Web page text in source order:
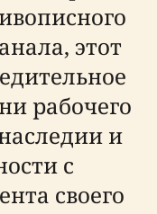
этот
рабочего
и
с
своего